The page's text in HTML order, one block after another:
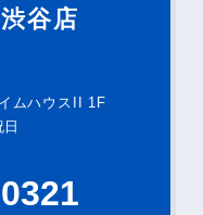
谷店
ムハウスII 1F